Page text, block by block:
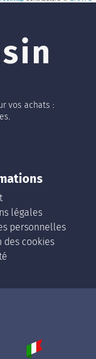
vos achats :
légales
personnelles
des cookies